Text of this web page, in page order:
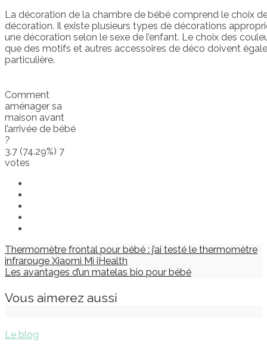
La décoration de la chambre de bébé comprend le choix
décoration. Il existe plusieurs types de décorations
une décoration selon le sexe de l’enfant. Le choix des
que des motifs et autres accessoires de déco doivent
particulière.
Comment
aménager sa
maison avant
l’arrivée de bébé
?
3.7 (74.29%) 7
votes
Thermomètre frontal pour bébé : j’ai testé le thermomètre
infrarouge Xiaomi Mi iHealth
Les avantages d’un matelas bio pour bébé
Vous aimerez aussi
Le blog